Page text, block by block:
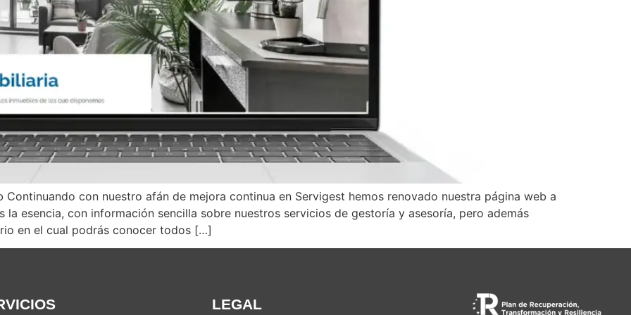
con nuestro afán de mejora continua en Servigest hemos renovado nuestra página web a
la esencia, con información sencilla sobre nuestros servicios de gestoría y asesoría, pero además
en el cual podrás conocer todos […]
LEGAL